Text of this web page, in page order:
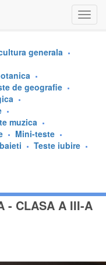
generala
de geografie
muzica
Mini-teste
Teste iubire
- CLASA A III-A